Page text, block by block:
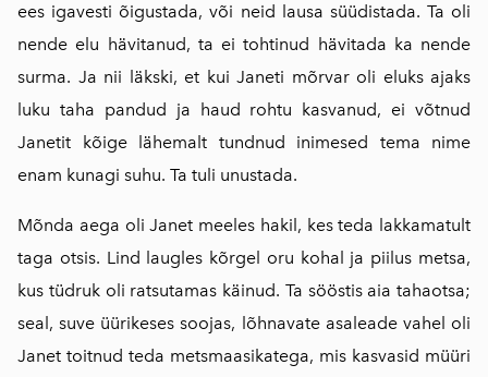
ees igavesti õigustada, või neid lausa süüdistada. Ta oli
nende elu hävitanud, ta ei tohtinud hävitada ka nende
surma. Ja nii läkski, et kui Janeti mõrvar oli eluks ajaks
luku taha pandud ja haud rohtu kasvanud, ei võtnud
Janetit kõige lähemalt tundnud inimesed tema nime
enam kunagi suhu. Ta tuli unustada.
Mõnda aega oli Janet meeles hakil, kes teda lakkamatult
taga otsis. Lind laugles kõrgel oru kohal ja piilus metsa,
kus tüdruk oli ratsutamas käinud. Ta sööstis aia tahaotsa;
seal, suve üürikeses soojas, lõhnavate asaleade vahel oli
Janet toitnud teda metsmaasikatega, mis kasvasid müüri